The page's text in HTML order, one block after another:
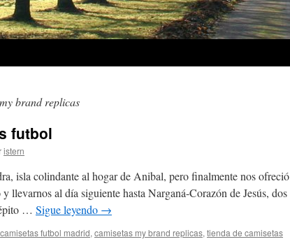
brand replicas
futbol
istern
isla colindante al hogar de Anibal, pero finalmente nos ofreció
llevarnos al día siguiente hasta Narganá-Corazón de Jesús, dos
… Sigue leyendo →
camisetas futbol madrid, camisetas my brand replicas, tienda de camisetas